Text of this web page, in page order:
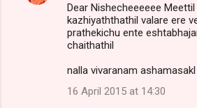
Dear Nishecheeeeee
kazhiyaththathil valare ere
prathekichu ente
chaithathil
nalla vivaranam
16 April 2015 at 14:30